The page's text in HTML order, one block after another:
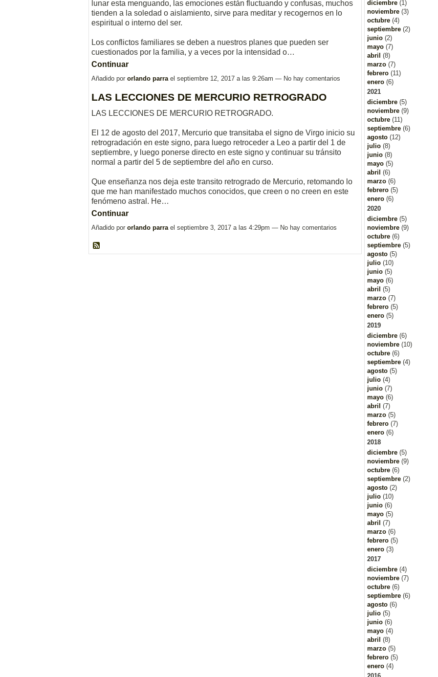
lunar esta menguando, las emociones están fluctuando y confusas, muchos
tienden a la soledad o aislamiento, sirve para meditar y recogernos en lo
espiritual o interno del ser.
Los conflictos familiares se deben a nuestros planes que pueden ser
cuestionados por la familia, y a veces por la intensidad o…
Continuar
Añadido por orlando parrael septiembre 12, 2017 a las 9:26am — No hay comentarios
LAS LECCIONES DE MERCURIO RETROGRADO
LAS LECCIONES DE MERCURIO RETROGRADO.
El 12 de agosto del 2017, Mercurio que transitaba el signo de Virgo inicio su
retrogradación en este signo, para luego retroceder a Leo a partir del 1 de
septiembre, y luego ponerse directo en este signo y continuar su tránsito
normal a partir del 5 de septiembre del año en curso.
Que enseñanza nos deja este transito retrogrado de Mercurio, retomando lo
que me han manifestado muchos conocidos, que creen o no creen en este
fenómeno astral. He…
Continuar
Añadido por orlando parrael septiembre 3, 2017 a las 4:29pm — No hay comentarios
diciembre (1)
noviembre (3)
octubre (4)
septiembre (2)
junio (2)
mayo (7)
abril (8)
marzo (7)
febrero (11)
enero (6)
2021
diciembre (5)
noviembre (9)
octubre (11)
septiembre (6)
agosto (12)
julio (8)
junio (8)
mayo (5)
abril (6)
marzo (6)
febrero (5)
enero (6)
2020
diciembre (5)
noviembre (9)
octubre (6)
septiembre (5)
agosto (5)
julio (10)
junio (5)
mayo (6)
abril (5)
marzo (7)
febrero (5)
enero (5)
2019
diciembre (6)
noviembre (10)
octubre (6)
septiembre (4)
agosto (5)
julio (4)
junio (7)
mayo (6)
abril (7)
marzo (5)
febrero (7)
enero (6)
2018
diciembre (5)
noviembre (9)
octubre (6)
septiembre (2)
agosto (2)
julio (10)
junio (6)
mayo (5)
abril (7)
marzo (6)
febrero (5)
enero (3)
2017
diciembre (4)
noviembre (7)
octubre (6)
septiembre (6)
agosto (6)
julio (5)
junio (6)
mayo (4)
abril (8)
marzo (5)
febrero (5)
enero (4)